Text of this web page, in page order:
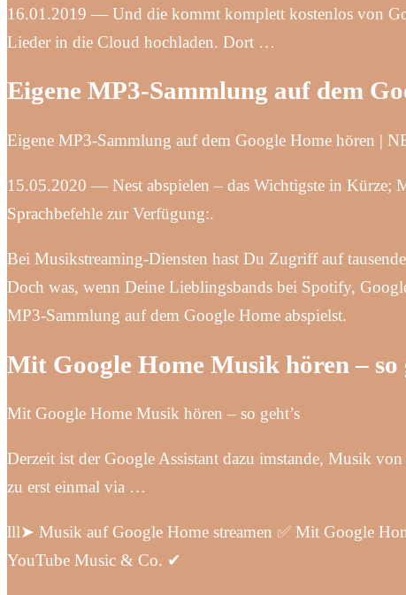
16.01.2019 — Und die kommt komplett kostenlos von
Lieder in die Cloud hochladen. Dort …
Eigene MP3-Sammlung auf dem
Eigene MP3-Sammlung auf dem Google Home hören |
15.05.2020 — Nest abspielen – das Wichtigste in Kürze;
Sprachbefehle zur Verfügung:.
Bei Musikstreaming-Diensten hast Du Zugriff auf
Doch was, wenn Deine Lieblingsbands bei Spotify,
MP3-Sammlung auf dem Google Home abspielst.
Mit Google Home Musik hören – so
Mit Google Home Musik hören – so geht’s
Derzeit ist der Google Assistant dazu imstande, Musik
zu erst einmal via …
lll➤ Musik auf Google Home streamen ✅ Mit Google
YouTube Music & Co. ✔